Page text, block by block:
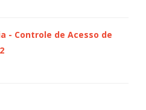
- Controle de Acesso de